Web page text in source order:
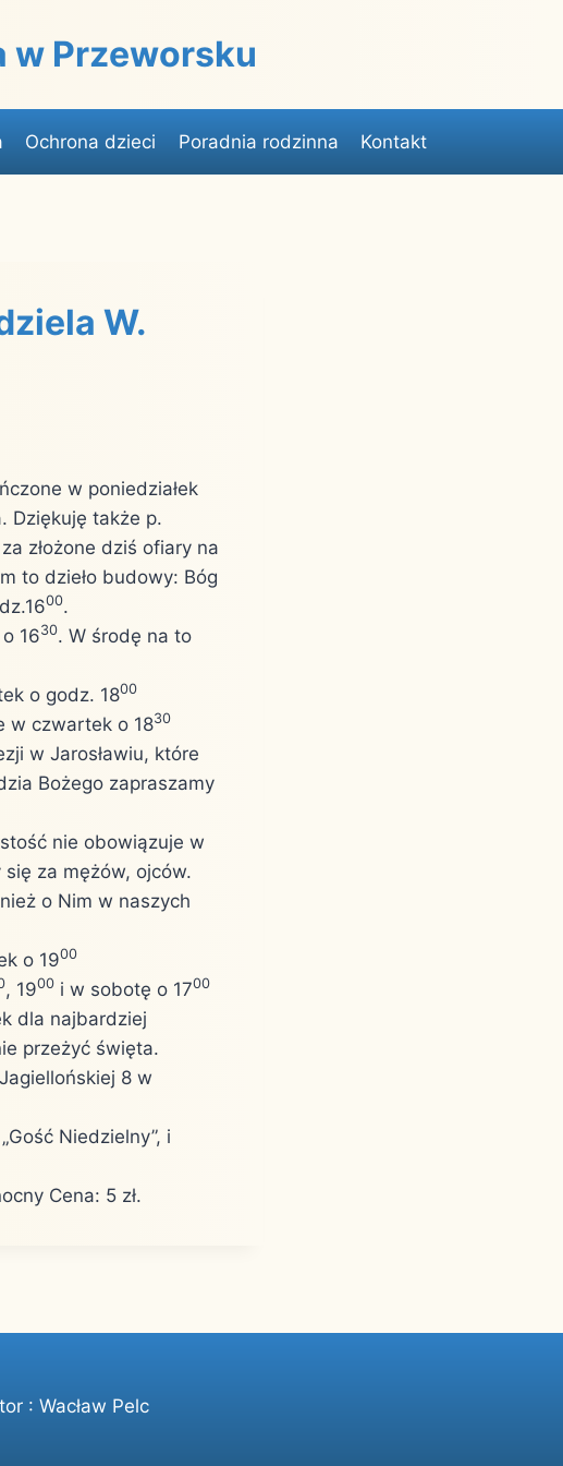
w Przeworsku
Ochrona dzieci Poradnia rodzinna Kontakt
W.
w poniedziałek
Dziękuję także p.
złożone dziś ofiary na
to dzieło budowy: Bóg
00.
1630. W środę na to
o godz. 1800
w czwartek o 1830
w Jarosławiu, które
Bożego zapraszamy
nie obowiązuje w
za mężów, ojców.
o Nim w naszych
o 1900
, 1900 i w sobotę o 1700
dla najbardziej
przeżyć święta.
8 w
Niedzielny”, i
Cena: 5 zł.
: Wacław Pelc